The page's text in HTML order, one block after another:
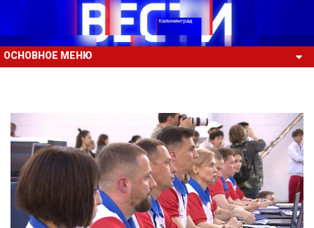
ОСНОВНОЕ МЕНЮ